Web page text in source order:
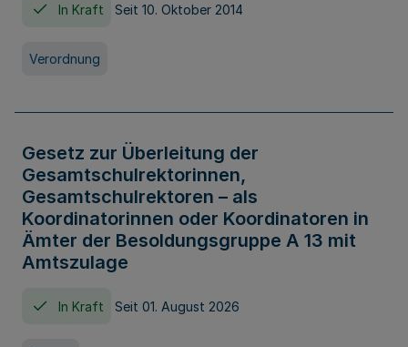
In Kraft Seit 10. Oktober 2014
Verordnung
Gesetz zur Überleitung der
Gesamtschulrektorinnen,
Gesamtschulrektoren – als
Koordinatorinnen oder Koordinatoren in
Ämter der Besoldungsgruppe A 13 mit
Amtszulage
In Kraft Seit 01. August 2026